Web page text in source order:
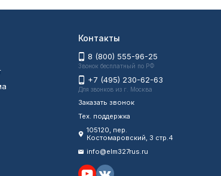
Контакты
8 (800) 555-96-25
Звонок бесплатный по РФ
+7 (495) 230-62-63
Для звонков из г. Москва
Заказать звонок
Тех. поддержка
105120, пер.
Костомаровский, 3 стр.4
info@elm327rus.ru